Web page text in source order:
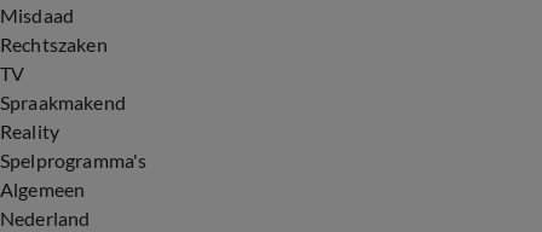
Misdaad
Rechtszaken
TV
Spraakmakend
Reality
Spelprogramma's
Algemeen
Nederland